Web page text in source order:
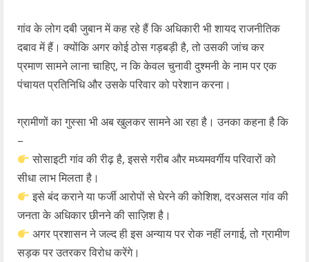
गांव के लोग दबी जुबान में कह रहे हैं कि अधिकारी भी शायद राजनीतिक
दबाव में हैं। क्योंकि अगर कोई ठोस गड़बड़ी है, तो उसकी जांच कर
प्रमाण सामने लाना चाहिए, न कि केवल चुनावी दुश्मनी के नाम पर एक
पंचायत प्रतिनिधि और उसके परिवार को परेशान करना।
ग्रामीणों का गुस्सा भी अब खुलकर सामने आ रहा है। उनका कहना है कि
–
सोसाइटी गांव की रीढ़ है, इससे गरीब और मध्यमवर्गीय परिवारों को
सीधा लाभ मिलता है।
इसे बंद कराने या फर्जी आरोपों से घेरने की कोशिश, दरअसल गांव की
जनता के अधिकार छीनने की साज़िश है।
अगर प्रशासन ने जल्द ही इस अन्याय पर रोक नहीं लगाई, तो ग्रामीण
सड़क पर उतरकर विरोध करेंगे।